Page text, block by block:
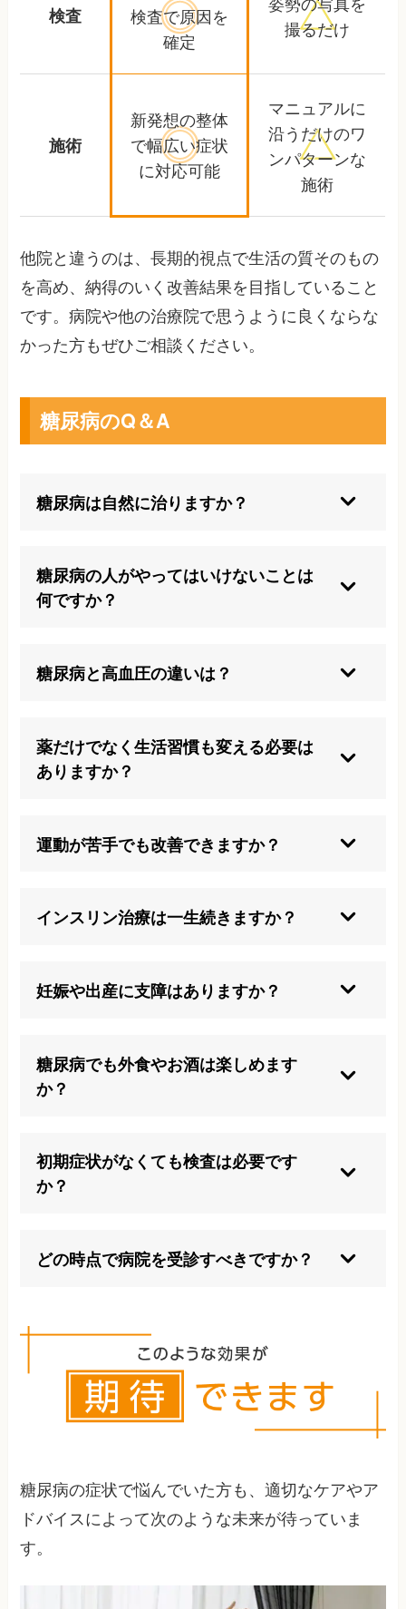
検査
検査で原因を
確定
撮るだけ
施術
新発想の整体
で幅広い症状
に対応可能
マニュアルに
沿うだけのワ
ンパターンな
施術
他院と違うのは、長期的視点で生活の質そのもの
を高め、納得のいく改善結果を目指していること
です。病院や他の治療院で思うように良くならな
かった方もぜひご相談ください。
糖尿病のQ＆A
糖尿病は自然に治りますか？
改善によって健康的な毎日を送ることができま
す。
糖尿病の人がやってはいけないことは
何ですか？
をしないように注意が必要です。
糖尿病と高血圧の違いは？
です。症状も対策も異なります。
薬だけでなく生活習慣も変える必要は
ありますか？
ど、総合的な見直しが大切です。
運動が苦手でも改善できますか？
すことが有効です。
インスリン治療は一生続きますか？
注射をやめられる例もあります。
妊娠や出産に支障はありますか？
ば問題なく出産できます。
糖尿病でも外食やお酒は楽しめます
か？
酒も楽しめます。
初期症状がなくても検査は必要です
か？
チェックを強くおすすめします。
どの時点で病院を受診すべきですか？
めの受診が大切です。
糖尿病の症状で悩んでいた方も、適切なケアやア
ドバイスによって次のような未来が待っていま
す。